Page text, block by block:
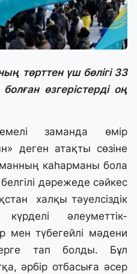
төрттен үш бөлігі 33
өзгерістерді оң
заманда өмір
деген атақты сөзіне
каhaрманы бола
белгілі дәрежеде сәйкес
халқы тәуелсіздік
әлеуметтік-
мен түбегейлі мәдени
тап болды. Бұл
әрбір отбасыға әсер